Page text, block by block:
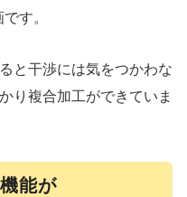
す。
と干渉には気をつかわな
り複合加工ができていま
能が